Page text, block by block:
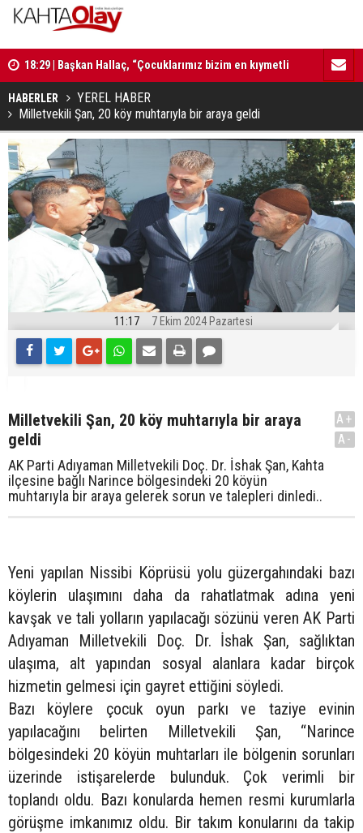
18:29 | Başkan Hallaç, “Çocuklarımız bizim en kıymetli
emanetlerimizdir”
16:52 |
HABERLER
YEREL HABER
Milletvekili Şan, 20 köy muhtarıyla bir araya geldi
11:17 7 Ekim 2024 Pazartesi
Milletvekili Şan, 20 köy muhtarıyla bir araya
geldi
AK Parti Adıyaman Milletvekili Doç. Dr. İshak Şan, Kahta
ilçesine bağlı Narince bölgesindeki 20 köyün
muhtarıyla bir araya gelerek sorun ve talepleri dinledi..
A+
A-
Yeni yapılan Nissibi Köprüsü yolu güzergahındaki bazı
köylerin ulaşımını daha da rahatlatmak adına yeni
kavşak ve tali yolların yapılacağı sözünü veren AK Parti
Adıyaman Milletvekili Doç. Dr. İshak Şan, sağlıktan
ulaşıma, alt yapından sosyal alanlara kadar birçok
hizmetin gelmesi için gayret ettiğini söyledi.
Bazı köylere çocuk oyun parkı ve taziye evinin
yapılacağını belirten Milletvekili Şan, “Narince
bölgesindeki 20 köyün muhtarları ile bölgenin sorunları
üzerinde istişarelerde bulunduk. Çok verimli bir
toplandı oldu. Bazı konularda hemen resmi kurumlarla
görüşme imkanımız oldu. Bir takım konularını da takip